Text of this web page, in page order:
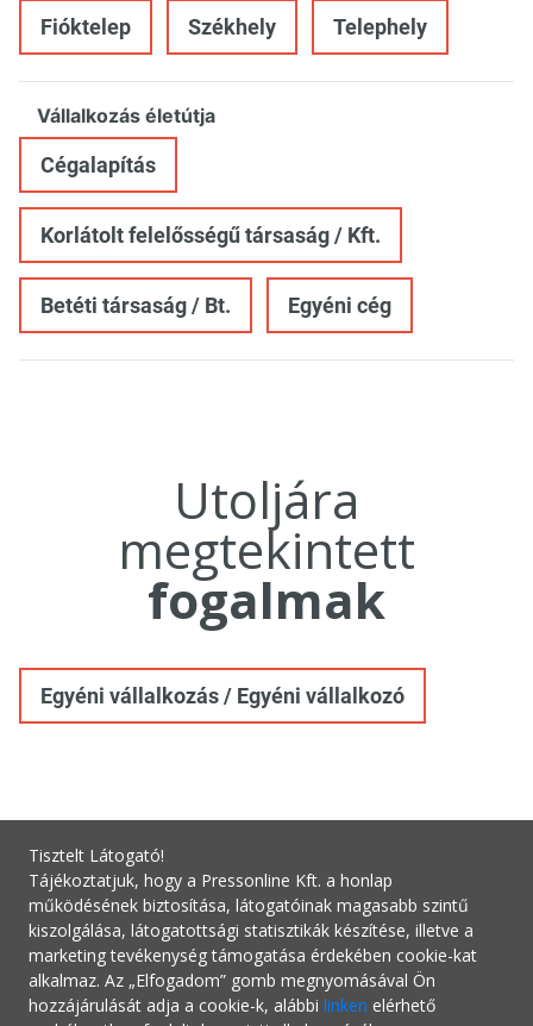
Fióktelep Székhely Telephely
Vállalkozás életútja
Cégalapítás
Korlátolt felelősségű társaság / Kft.
Betéti társaság / Bt. Egyéni cég
Utoljára
megtekintett
fogalmak
Egyéni vállalkozás / Egyéni vállalkozó
Tisztelt Látogató!
Tájékoztatjuk, hogy a Pressonline Kft. a honlap
működésének biztosítása, látogatóinak magasabb szintű
kiszolgálása, látogatottsági statisztikák készítése, illetve a
marketing tevékenység támogatása érdekében cookie-kat
alkalmaz. Az „Elfogadom” gomb megnyomásával Ön
hozzájárulását adja a cookie-k, alábbi linken elérhető